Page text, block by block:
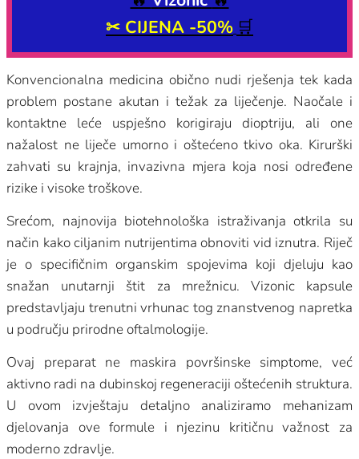
✂ CIJENA -50% 🛒
Konvencionalna medicina obično nudi rješenja tek kada
problem postane akutan i težak za liječenje. Naočale i
kontaktne leće uspješno korigiraju dioptriju, ali one
nažalost ne liječe umorno i oštećeno tkivo oka. Kirurški
zahvati su krajnja, invazivna mjera koja nosi određene
rizike i visoke troškove.
Srećom, najnovija biotehnološka istraživanja otkrila su
način kako ciljanim nutrijentima obnoviti vid iznutra. Riječ
je o specifičnim organskim spojevima koji djeluju kao
snažan unutarnji štit za mrežnicu. Vizonic kapsule
predstavljaju trenutni vrhunac tog znanstvenog napretka
u području prirodne oftalmologije.
Ovaj preparat ne maskira površinske simptome, već
aktivno radi na dubinskoj regeneraciji oštećenih struktura.
U ovom izvještaju detaljno analiziramo mehanizam
djelovanja ove formule i njezinu kritičnu važnost za
moderno zdravlje.